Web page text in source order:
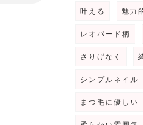
叶える 魅力
レオパード柄
さりげなく
シンプルネイル
まつ毛に優しい